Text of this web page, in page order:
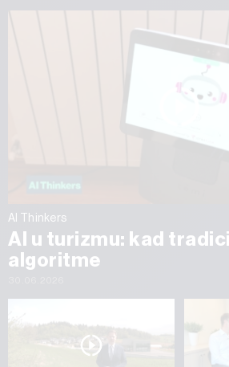
AI Thinkers
AI u turizmu: kad
algoritme